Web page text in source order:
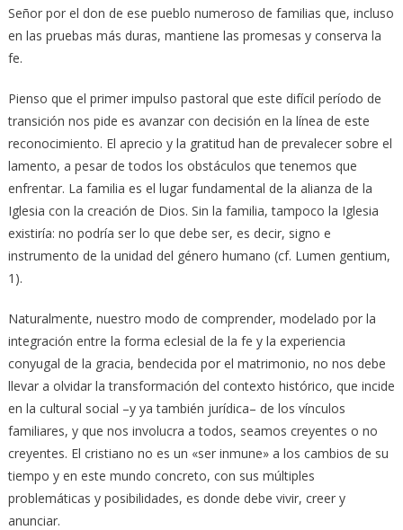
Señor por el don de ese pueblo numeroso de familias que, incluso
en las pruebas más duras, mantiene las promesas y conserva la
fe.
Pienso que el primer impulso pastoral que este difícil período de
transición nos pide es avanzar con decisión en la línea de este
reconocimiento. El aprecio y la gratitud han de prevalecer sobre el
lamento, a pesar de todos los obstáculos que tenemos que
enfrentar. La familia es el lugar fundamental de la alianza de la
Iglesia con la creación de Dios. Sin la familia, tampoco la Iglesia
existiría: no podría ser lo que debe ser, es decir, signo e
instrumento de la unidad del género humano (cf. Lumen gentium,
1).
Naturalmente, nuestro modo de comprender, modelado por la
integración entre la forma eclesial de la fe y la experiencia
conyugal de la gracia, bendecida por el matrimonio, no nos debe
llevar a olvidar la transformación del contexto histórico, que incide
en la cultural social –y ya también jurídica– de los vínculos
familiares, y que nos involucra a todos, seamos creyentes o no
creyentes. El cristiano no es un «ser inmune» a los cambios de su
tiempo y en este mundo concreto, con sus múltiples
problemáticas y posibilidades, es donde debe vivir, creer y
anunciar.